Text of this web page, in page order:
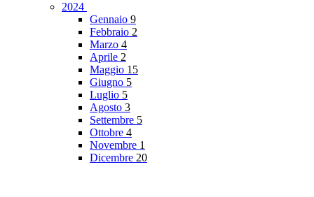
2024
Gennaio 9
Febbraio 2
Marzo 4
Aprile 2
Maggio 15
Giugno 5
Luglio 5
Agosto 3
Settembre 5
Ottobre 4
Novembre 1
Dicembre 20